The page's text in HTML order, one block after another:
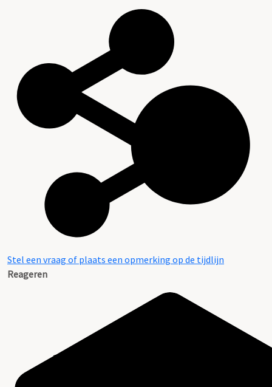
Stel een vraag of plaats een opmerking op de tijdlijn
Reageren